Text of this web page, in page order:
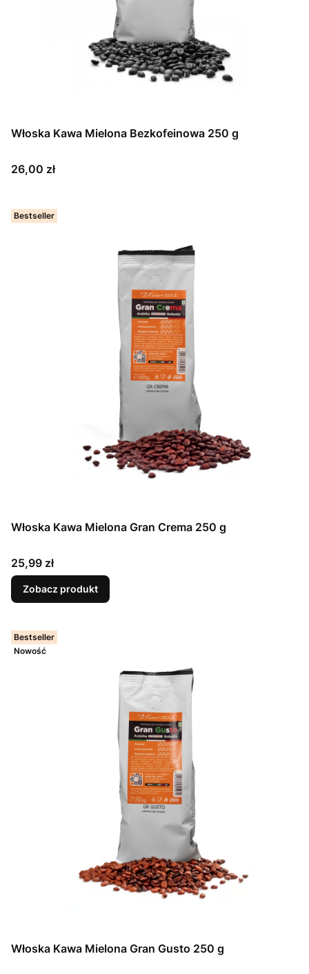
Włoska Kawa Mielona Bezkofeinowa 250 g
Cena
26,00 zł
Bestseller
Włoska Kawa Mielona Gran Crema 250 g
Cena
25,99 zł
Zobacz produkt
Bestseller
Nowość
Włoska Kawa Mielona Gran Gusto 250 g